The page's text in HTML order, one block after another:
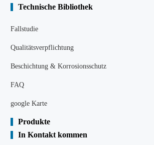
Technische Bibliothek
Fallstudie
Qualitätsverpflichtung
Beschichtung & Korrosionsschutz
FAQ
google Karte
Produkte
In Kontakt kommen